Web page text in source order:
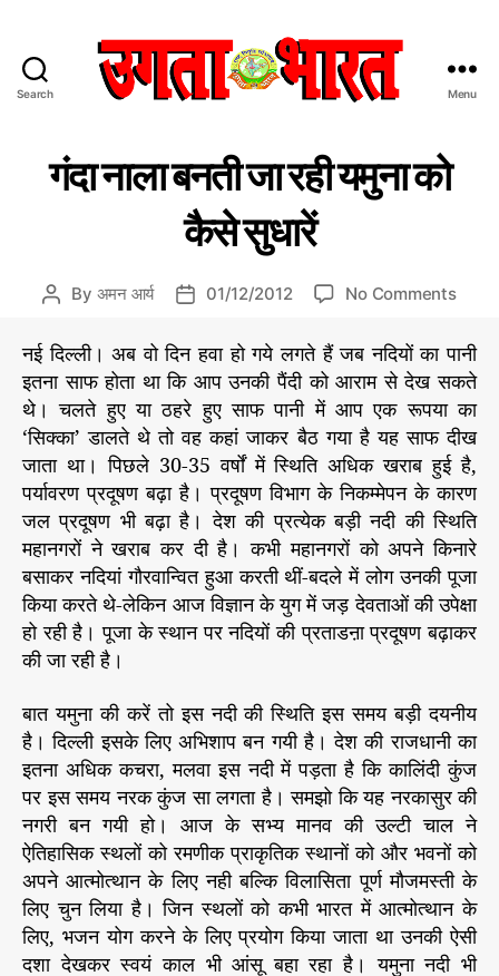
Search
ता
भा
त
हिं
दी
मा
चा
र
प
त्र
Menu
e
s
गंदा नाला बनती जा रही यमुना को
कैसे सुधारें
P
s
t
a
u
t
h
o
By अमन आर्य
P
s
t
d
a
t
e
01/12/2012 No Commentso
दा
ना
ला
ब
न
ती
जा
ही
य
मु
ना
से
सु
धा
रें
नई दिल्ली। अब वो दिन हवा हो गये लगते हैं जब नदियों का पानी
इतना साफ होता था कि आप उनकी पैंदी को आराम से देख सकते
थे। चलते हुए या ठहरे हुए साफ पानी में आप एक रूपया का
‘सिक्का’ डालते थे तो वह कहां जाकर बैठ गया है यह साफ दीख
जाता था। पिछले 30-35 वर्षों में स्थिति अधिक खराब हुई है,
पर्यावरण प्रदूषण बढ़ा है। प्रदूषण विभाग के निकम्मेपन के कारण
जल प्रदूषण भी बढ़ा है। देश की प्रत्येक बड़ी नदी की स्थिति
महानगरों ने खराब कर दी है। कभी महानगरों को अपने किनारे
बसाकर नदियां गौरवान्वित हुआ करती थीं-बदले में लोग उनकी पूजा
किया करते थे-लेकिन आज विज्ञान के युग में जड़ देवताओं की उपेक्षा
हो रही है। पूजा के स्थान पर नदियों की प्रताडऩा प्रदूषण बढ़ाकर
की जा रही है।
बात यमुना की करें तो इस नदी की स्थिति इस समय बड़ी दयनीय
है। दिल्ली इसके लिए अभिशाप बन गयी है। देश की राजधानी का
इतना अधिक कचरा, मलवा इस नदी में पड़ता है कि कालिंदी कुंज
पर इस समय नरक कुंज सा लगता है। समझो कि यह नरकासुर की
नगरी बन गयी हो। आज के सभ्य मानव की उल्टी चाल ने
ऐतिहासिक स्थलों को रमणीक प्राकृतिक स्थानों को और भवनों को
अपने आत्मोत्थान के लिए नही बल्कि विलासिता पूर्ण मौजमस्ती के
लिए चुन लिया है। जिन स्थलों को कभी भारत में आत्मोत्थान के
लिए, भजन योग करने के लिए प्रयोग किया जाता था उनकी ऐसी
दशा देखकर स्वयं काल भी आंसू बहा रहा है। यमुना नदी भी